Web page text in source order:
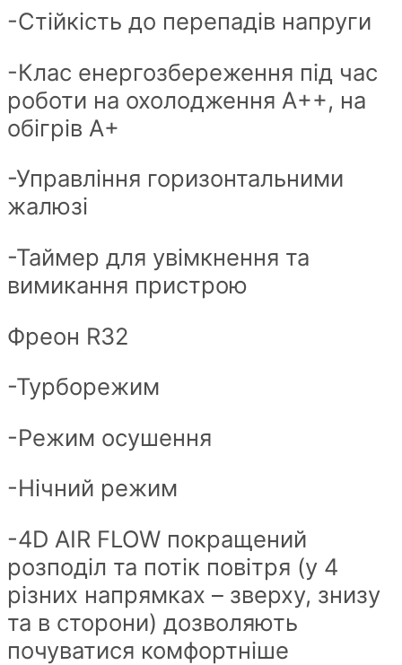
-Стійкість до перепадів напруги
-Клас енергозбереження під час
роботи на охолодження А++, на
обігрів А+
-Управління горизонтальними
жалюзі
-Таймер для увімкнення та
вимикання пристрою
Фреон R32
-Турборежим
-Режим осушення
-Нічний режим
-4D AIR FLOW покращений
розподіл та потік повітря (у 4
різних напрямках – зверху, знизу
та в сторони) дозволяють
почуватися комфортніше